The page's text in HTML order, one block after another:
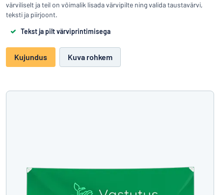
värviliselt ja teil on võimalik lisada värvipilte ning valida taustavärvi,
teksti ja piirjoont.
Tekst ja pilt värviprintimisega
Kujundus Kuva rohkem